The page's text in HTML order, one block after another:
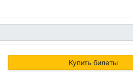
Купить билеты